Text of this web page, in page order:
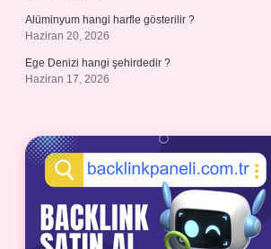
Alüminyum hangi harfle gösterilir ?
Haziran 20, 2026
Ege Denizi hangi şehirdedir ?
Haziran 17, 2026